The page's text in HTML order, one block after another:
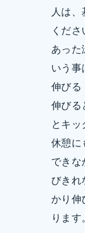
人は
くだ
あった
いう
伸びる
伸びる
とキ
休憩に
できな
びきれ
かり伸
ります